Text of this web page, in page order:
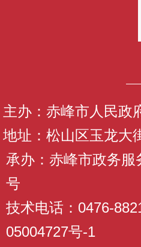
主办：赤峰市人民
地址：松山区玉龙大
承办：赤峰市政务
号
技术电话：0476-
05004727号-1